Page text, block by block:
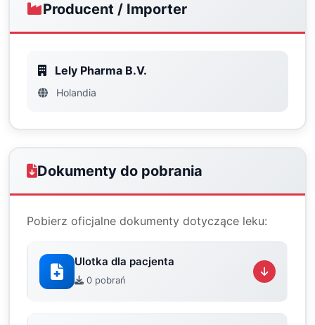
Producent / Importer
Lely Pharma B.V.
Holandia
Dokumenty do pobrania
Pobierz oficjalne dokumenty dotyczące leku:
Ulotka dla pacjenta
0 pobrań